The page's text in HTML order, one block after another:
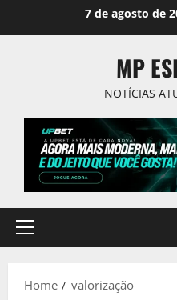
7 de agosto de
MP
NOTÍCIAS
Primary
Home valorização